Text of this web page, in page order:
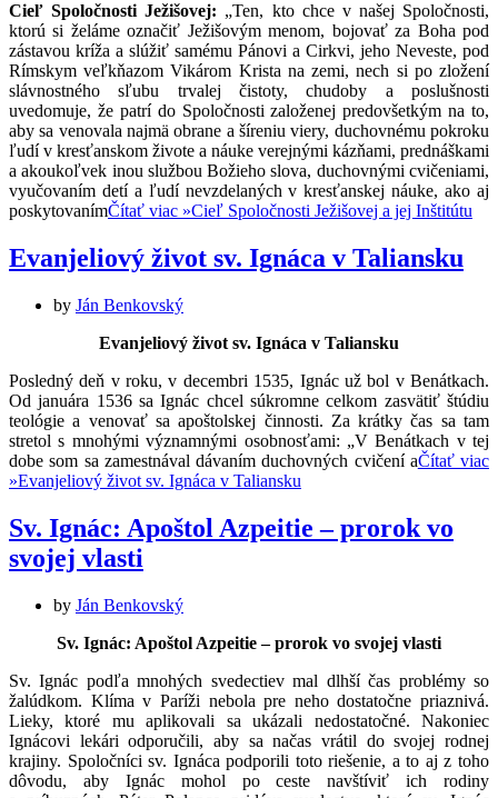
Cieľ Spoločnosti Ježišovej: „Ten, kto chce v našej Spoločnosti,
ktorú si želáme označiť Ježišovým menom, bojovať za Boha pod
zástavou kríža a slúžiť samému Pánovi a Cirkvi, jeho Neveste, pod
Rímskym veľkňazom Vikárom Krista na zemi, nech si po zložení
slávnostného sľubu trvalej čistoty, chudoby a poslušnosti
uvedomuje, že patrí do Spoločnosti založenej predovšetkým na to,
aby sa venovala najmä obrane a šíreniu viery, duchovnému pokroku
ľudí v kresťanskom živote a náuke verejnými kázňami, prednáškami
a akoukoľvek inou službou Božieho slova, duchovnými cvičeniami,
vyučovaním detí a ľudí nevzdelaných v kresťanskej náuke, ako aj
poskytovanímČítať viac »Cieľ Spoločnosti Ježišovej a jej Inštitútu
Evanjeliový život sv. Ignáca v Taliansku
by Ján Benkovský
Evanjeliový život sv. Ignáca v Taliansku
Posledný deň v roku, v decembri 1535, Ignác už bol v Benátkach.
Od januára 1536 sa Ignác chcel súkromne celkom zasvätiť štúdiu
teológie a venovať sa apoštolskej činnosti. Za krátky čas sa tam
stretol s mnohými významnými osobnosťami: „V Benátkach v tej
dobe som sa zamestnával dávaním duchovných cvičení aČítať viac
»Evanjeliový život sv. Ignáca v Taliansku
Sv. Ignác: Apoštol Azpeitie – prorok vo
svojej vlasti
by Ján Benkovský
Sv. Ignác: Apoštol Azpeitie – prorok vo svojej vlasti
Sv. Ignác podľa mnohých svedectiev mal dlhší čas problémy so
žalúdkom. Klíma v Paríži nebola pre neho dostatočne priaznivá.
Lieky, ktoré mu aplikovali sa ukázali nedostatočné. Nakoniec
Ignácovi lekári odporučili, aby sa načas vrátil do svojej rodnej
krajiny. Spoločníci sv. Ignáca podporili toto riešenie, a to aj z toho
dôvodu, aby Ignác mohol po ceste navštíviť ich rodiny